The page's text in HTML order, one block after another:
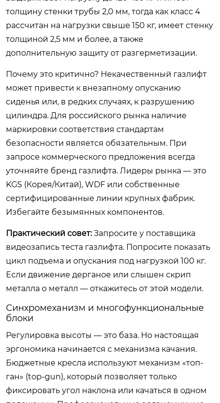
толщину стенки трубы 2,0 мм, тогда как класс 4
рассчитан на нагрузки свыше 150 кг, имеет стенку
толщиной 2,5 мм и более, а также
дополнительную защиту от разгерметизации.
Почему это критично? Некачественный газлифт
может привести к внезапному опусканию
сиденья или, в редких случаях, к разрушению
цилиндра. Для российского рынка наличие
маркировки соответствия стандартам
безопасности является обязательным. При
запросе коммерческого предложения всегда
уточняйте бренд газлифта. Лидеры рынка — это
KGS (Корея/Китай), WDF или собственные
сертифицированные линии крупных фабрик.
Избегайте безымянных компонентов.
Практический совет:Запросите у поставщика
видеозапись теста газлифта. Попросите показать
цикл подъема и опускания под нагрузкой 100 кг.
Если движение дерганое или слышен скрип
металла о металл — откажитесь от этой модели.
Синхромеханизм и многофункциональные
блоки
Регулировка высоты — это база. Но настоящая
эргономика начинается с механизма качания.
Бюджетные кресла используют механизм «топ-
ган» (top-gun), который позволяет только
фиксировать угол наклона или качаться в одном